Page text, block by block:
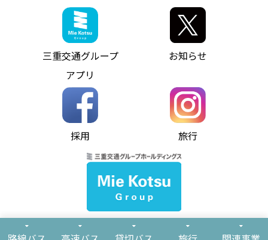
ミジュマルのラッピングバス（鈴鹿管内）
参宮バス
神都バス
パールシャトル
バス情報の見える化
コミュニティバス
バス・タクシー交通広告
異常事態発生時のお願い
アイコンの説明
インターネット予約
よくあるご質問
お問い合わせ
ザ・バスコレクション三重交通バスセット
三重交通公式グッズ
ファンコーナー
お問い合わせ
お知らせ・最新情報一覧
ニュースリリース
お問い合わせ
個人情報保護方針
ソーシャルメディア運用ポリシー
ホームページのご利用にあたって
Notes for Using this Website
サイトマップ
三重交通グループ
アプリ
お知らせ
採用 旅行
© Mie Kotsu Co.,Ltd.